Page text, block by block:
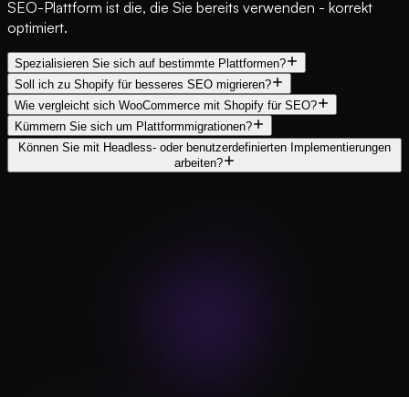
SEO-Plattform ist die, die Sie bereits verwenden - korrekt
optimiert.
Spezialisieren Sie sich auf bestimmte Plattformen?
Soll ich zu Shopify für besseres SEO migrieren?
Wie vergleicht sich WooCommerce mit Shopify für SEO?
Kümmern Sie sich um Plattformmigrationen?
Können Sie mit Headless- oder benutzerdefinierten Implementierungen
arbeiten?